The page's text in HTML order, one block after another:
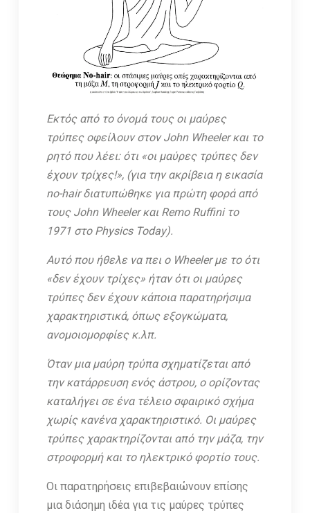
Εκτός από το όνομά τους οι μαύρες
τρύπες οφείλουν στον John Wheeler και το
ρητό που λέει: ότι «οι μαύρες τρύπες δεν
έχουν τρίχες!», (για την ακρίβεια η εικασία
no-hair διατυπώθηκε για πρώτη φορά από
τους John Wheeler και Remo Ruffini τo
1971 στο Physics Today).
Αυτό που ήθελε να πει o Wheeler με το ότι
«δεν έχουν τρίχες» ήταν ότι οι μαύρες
τρύπες δεν έχουν κάποια παρατηρήσιμα
χαρακτηριστικά, όπως εξογκώματα,
ανομοιομορφίες κ.λπ.
Όταν μια μαύρη τρύπα σχηματίζεται από
την κατάρρευση ενός άστρου, ο ορίζοντας
καταλήγει σε ένα τέλειο σφαιρικό σχήμα
χωρίς κανένα χαρακτηριστικό. Οι μαύρες
τρύπες χαρακτηρίζονται από την μάζα, την
στροφορμή και το ηλεκτρικό φορτίο τους.
Οι παρατηρήσεις επιβεβαιώνουν επίσης
μια διάσημη ιδέα για τις μαύρες τρύπες